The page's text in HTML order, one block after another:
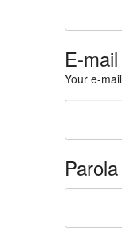
E-mail
Your e-
Parola